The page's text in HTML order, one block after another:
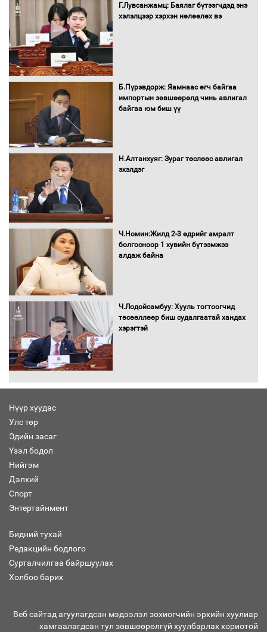
орчныг бүрдүүллээ
баримт
Г.Лувсанжамц: Баялаг бүтээгчдэд энэ
хэлэлцээр хэрхэн нөлөөлөх вэ
Б.Пүрэвдорж: Яамнаас өгч байгаа
импортын зөвшөөрөлд чинь авлигал
байгаа юм биш үү
Н.Алтанхуяг: Зураг төслөөс авлигал
эхэлдэг
Ч.Номин:Жилд 2-3 өдрийг амралт
болгосноор 1 хувийн бүтээмжээ
алдаж байна
Ч.Лодойсамбуу: Хууль тогтоогчид
төсөөллөөр биш судалгаатай хандах
хэрэгтэй
Нүүр хуудас
Улс төр
Эдийн засаг
Үзэл бодол
Нийгэм
Дэлхий
Спорт
Энтертайнмент
Бидний тухай
Редакцийн бодлого
Сурталчилгаа байршуулах
Холбоо барих
Веб сайтад агуулагдсан мэдээлэл зохиогчийн эрхийн хуулиар
хамгаалагдсан тул зөвшөөрөлгүй хуулбарлах хориотой